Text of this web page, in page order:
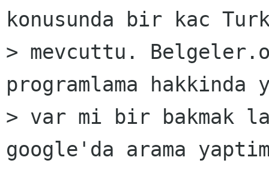
konusunda bir kac
> mevcuttu.
programlama
> var mi bir bakmak
google'da arama